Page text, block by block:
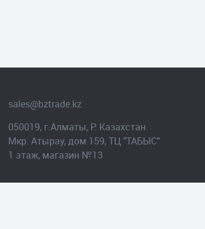
sales@bztrade.kz
050019, г.Алматы, Р. Казахстан
Мкр. Атырау, дом 159, ТЦ "ТАБЫС"
1 этаж, магазин №13